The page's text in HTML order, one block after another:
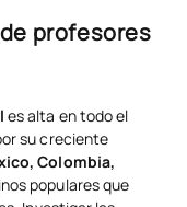
profesores
es alta en todo el
su creciente
Colombia,
populares que